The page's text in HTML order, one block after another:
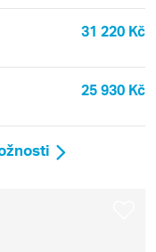
31 220 Kč
25 930 Kč